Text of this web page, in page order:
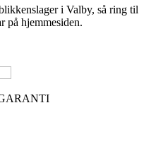
i Valby, så ring til
på hjemmesiden.